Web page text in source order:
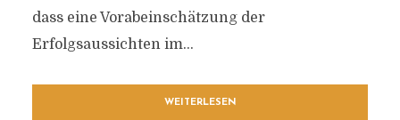
dass eine Vorabeinschätzung der
Erfolgsaussichten im...
WEITERLESEN